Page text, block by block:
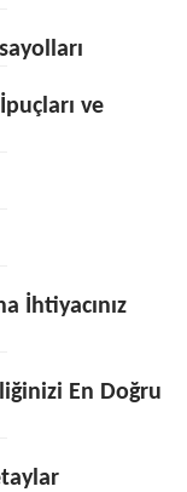
ve
İhtiyacınız
En Doğru